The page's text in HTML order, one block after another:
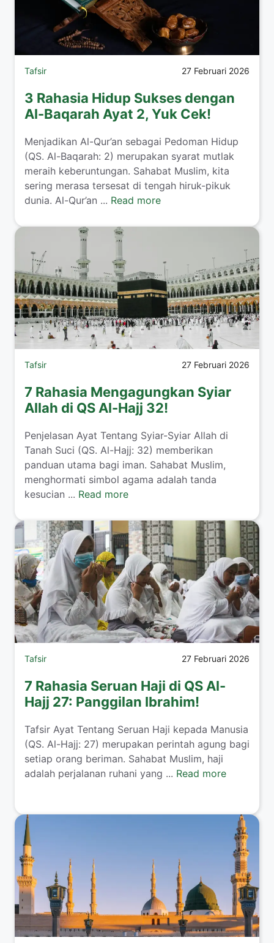
Tafsir 27 Februari 2026
3 Rahasia Hidup Sukses dengan
Al-Baqarah Ayat 2, Yuk Cek!
Menjadikan Al-Qur’an sebagai Pedoman Hidup
(QS. Al-Baqarah: 2) merupakan syarat mutlak
meraih keberuntungan. Sahabat Muslim, kita
sering merasa tersesat di tengah hiruk-pikuk
dunia. Al-Qur’an ... Read more
Tafsir 27 Februari 2026
7 Rahasia Mengagungkan Syiar
Allah di QS Al-Hajj 32!
Penjelasan Ayat Tentang Syiar-Syiar Allah di
Tanah Suci (QS. Al-Hajj: 32) memberikan
panduan utama bagi iman. Sahabat Muslim,
menghormati simbol agama adalah tanda
kesucian ... Read more
Tafsir 27 Februari 2026
7 Rahasia Seruan Haji di QS Al-
Hajj 27: Panggilan Ibrahim!
Tafsir Ayat Tentang Seruan Haji kepada Manusia
(QS. Al-Hajj: 27) merupakan perintah agung bagi
setiap orang beriman. Sahabat Muslim, haji
adalah perjalanan ruhani yang ... Read more